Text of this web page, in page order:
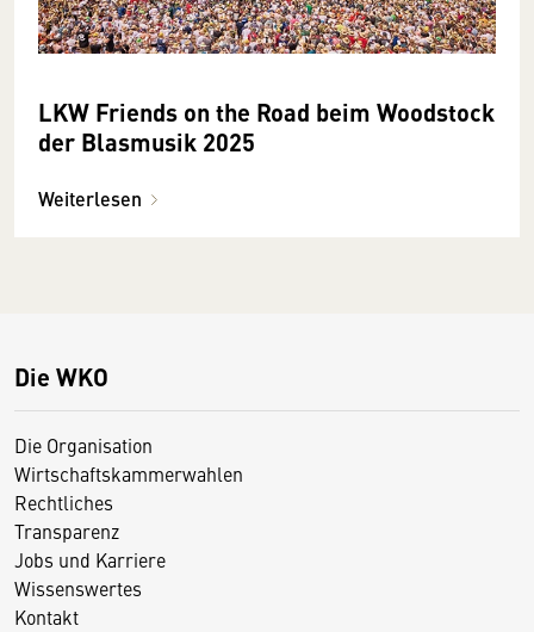
LKW Friends on the Road beim Woodstock
der Blasmusik 2025
Weiterlesen
Die WKO
Die Organisation
Wirtschaftskammerwahlen
Rechtliches
Transparenz
Jobs und Karriere
Wissenswertes
Kontakt